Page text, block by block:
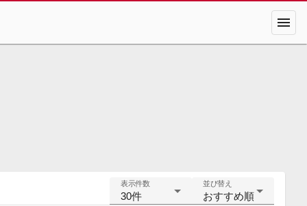
menu
表示件数
30件
並び替え
おすすめ順